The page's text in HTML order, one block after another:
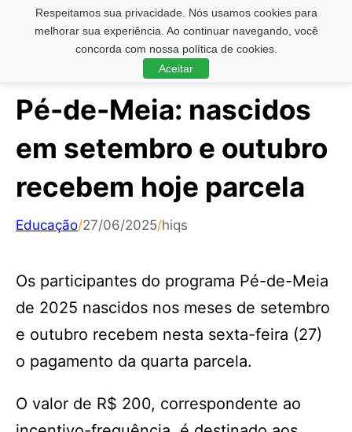
Respeitamos sua privacidade. Nós usamos cookies para
melhorar sua experiência. Ao continuar navegando, você
concorda com nossa política de cookies.
Aceitar
Pesquisar ...
Pé-de-Meia: nascidos
em setembro e outubro
recebem hoje parcela
Educação/27/06/2025/hiqs
Os participantes do programa Pé-de-Meia
de 2025 nascidos nos meses de setembro
e outubro recebem nesta sexta-feira (27)
o pagamento da quarta parcela.
O valor de R$ 200, correspondente ao